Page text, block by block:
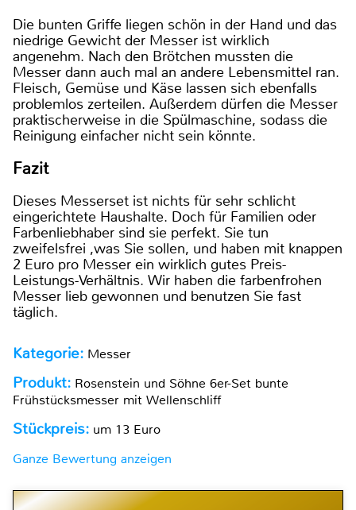
Die bunten Griffe liegen schön in der Hand und das
niedrige Gewicht der Messer ist wirklich
angenehm. Nach den Brötchen mussten die
Messer dann auch mal an andere Lebensmittel ran.
Fleisch, Gemüse und Käse lassen sich ebenfalls
problemlos zerteilen. Außerdem dürfen die Messer
praktischerweise in die Spülmaschine, sodass die
Reinigung einfacher nicht sein könnte.
Fazit
Dieses Messerset ist nichts für sehr schlicht
eingerichtete Haushalte. Doch für Familien oder
Farbenliebhaber sind sie perfekt. Sie tun
zweifelsfrei ,was Sie sollen, und haben mit knappen
2 Euro pro Messer ein wirklich gutes Preis-
Leistungs-Verhältnis. Wir haben die farbenfrohen
Messer lieb gewonnen und benutzen Sie fast
täglich.
Kategorie: Messer
Produkt: Rosenstein und Söhne 6er-Set bunte
Frühstücksmesser mit Wellenschliff
Stückpreis: um 13 Euro
Ganze Bewertung anzeigen